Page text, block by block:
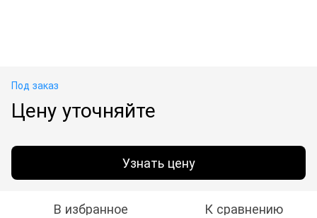
Под заказ
Цену уточняйте
Узнать цену
В избранное К сравнению